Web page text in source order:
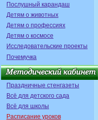
Послушный карандаш
Детям о животных
Детям о профессиях
Детям о космосе
Исследовательские проекты
Почемучка
Праздничные стенгазеты
Всё для детского сада
Всё для школы
Расписание уроков